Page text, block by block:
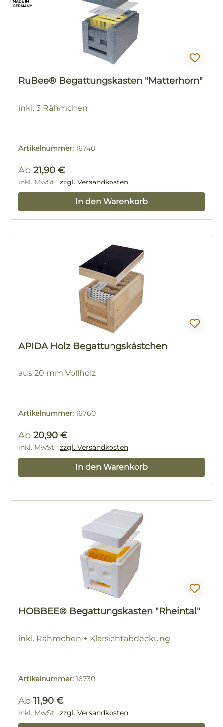
RuBee® Begattungskasten "Matterhorn"
inkl. 3 Rähmchen
Artikelnummer: 16740
Regulärer Preis:
Ab 21,90 €
inkl. MwSt. zzgl. Versandkosten
In den Warenkorb
APIDA Holz Begattungskästchen
aus 20 mm Vollholz
Artikelnummer: 16760
Regulärer Preis:
Ab 20,90 €
inkl. MwSt. zzgl. Versandkosten
In den Warenkorb
HOBBEE® Begattungskasten "Rheintal"
inkl. Rähmchen + Klarsichtabdeckung
Artikelnummer: 16730
Regulärer Preis:
Ab 11,90 €
inkl. MwSt. zzgl. Versandkosten